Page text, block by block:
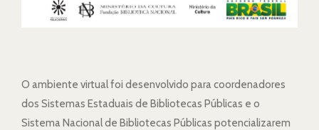
O ambiente virtual foi desenvolvido para coordenadores
dos Sistemas Estaduais de Bibliotecas Públicas e o
Sistema Nacional de Bibliotecas Públicas potencializarem